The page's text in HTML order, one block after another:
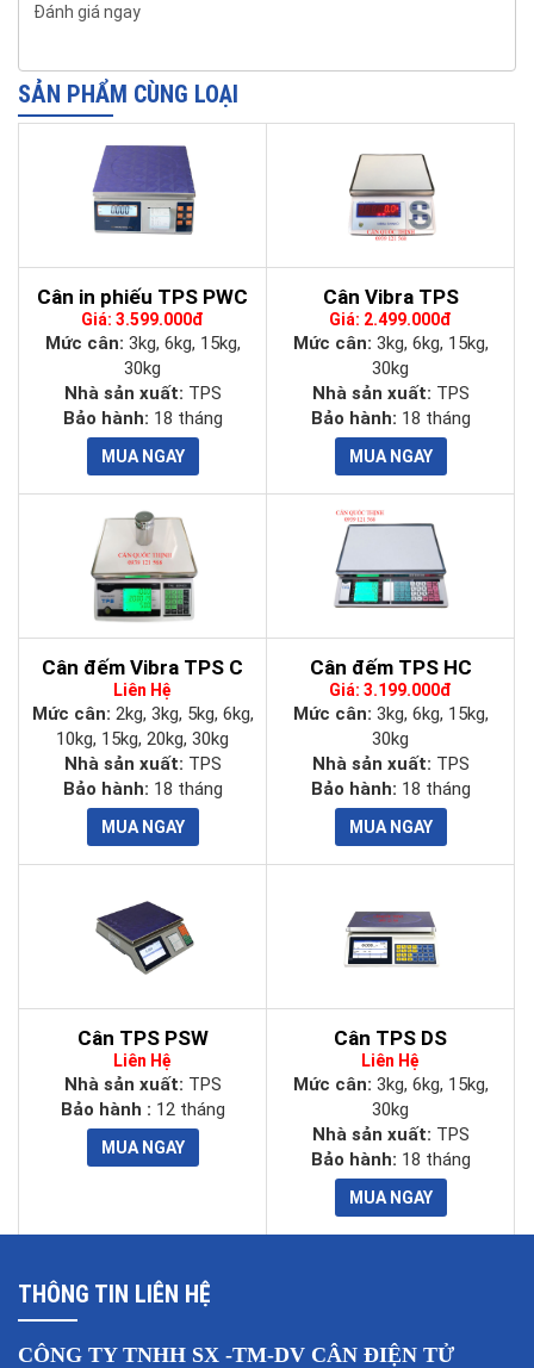
Thông số kỹ thuật cân TPS HW
Bảng thông số kỹ thuật cân điện tử TPS HWđượccân Quốc
Thịnhcập nhật chi tiết và đầy đủ nhất.
TPS HW
Mức cân 3kg
Sai số 0.1g 0.5g 1g
Độ phân
giải
Cấp chính
Cấp III theo OIML, ĐLVN15:2009
Đơn vị cân kg, g, lb, oz
Màn hình
hiển thị
LCD, đèn nền màu xanh
Quá tải an
150% tải trọng cân
Phím chức
TPS HW có 21 phím: 11 phím số và 10
Chất liệu
cân
cân làm bằng thép không gỉ
Đánh giá ngay
SẢN PHẨM CÙNG LOẠI
Cân in phiếu TPS PWC
Giá: 3.599.000đ
Mức cân: 3kg, 6kg, 15kg,
30kg
Nhà sản xuất: TPS
Bảo hành: 18 tháng
Cân Vibra TPS
Giá: 2.499.000đ
Mức cân: 3kg, 6kg, 15kg,
30kg
Nhà sản xuất: TPS
Bảo hành: 18 tháng
Cân đếm Vibra TPS C
Liên Hệ
Mức cân: 2kg, 3kg, 5kg, 6kg,
10kg, 15kg, 20kg, 30kg
Nhà sản xuất: TPS
Bảo hành: 18 tháng
Cân đếm TPS HC
Giá: 3.199.000đ
Mức cân: 3kg, 6kg, 15kg,
30kg
Nhà sản xuất: TPS
Bảo hành: 18 tháng
Cân TPS PSW
Liên Hệ
Nhà sản xuất: TPS
Bảo hành : 12 tháng
Cân TPS DS
Liên Hệ
Mức cân: 3kg, 6kg, 15kg,
30kg
Nhà sản xuất: TPS
Bảo hành: 18 tháng
THÔNG TIN LIÊN HỆ
CÔNG TY TNHH SX -TM-DV CÂN ĐIỆN TỬ